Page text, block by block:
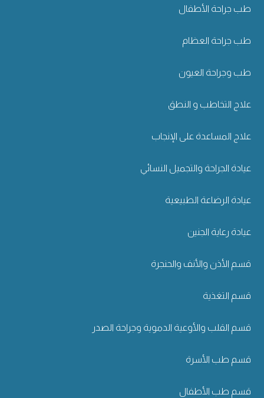
طب جراحة الأطفال
طب جراحة العظام
طب وجراحة العيون
علاج التخاطب و النطق
علاج المساعدة على الإنجاب
عيادة الجراحة والتجميل النسائي
عيادة الرضاعة الطبيعية
عيادة رعاية الجنين
قسم الأذن والأنف والحنجرة
قسم التغذية
قسم القلب والأوعية الدموية وجراحة الصدر
قسم طب الأسرة
قسم طب الأطفال